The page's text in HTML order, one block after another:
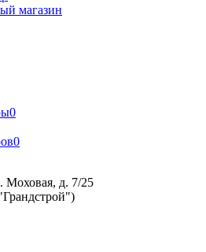
магазин
0
0
Моховая, д. 7/25